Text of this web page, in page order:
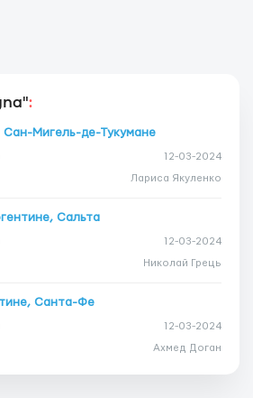
:
Мигель-де-Тукумане
12-03-2024
Лариса Якуленко
Сальта
12-03-2024
Николай Грець
Санта-Фе
12-03-2024
Ахмед Доган